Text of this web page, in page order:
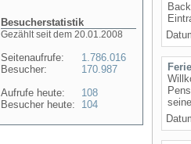
Besucherstatistik
Gezählt seit dem 20.01.2008
Seitenaufrufe:
Besucher:
Aufrufe heute:
Besucher heute:
1.786.016
170.987
108
104